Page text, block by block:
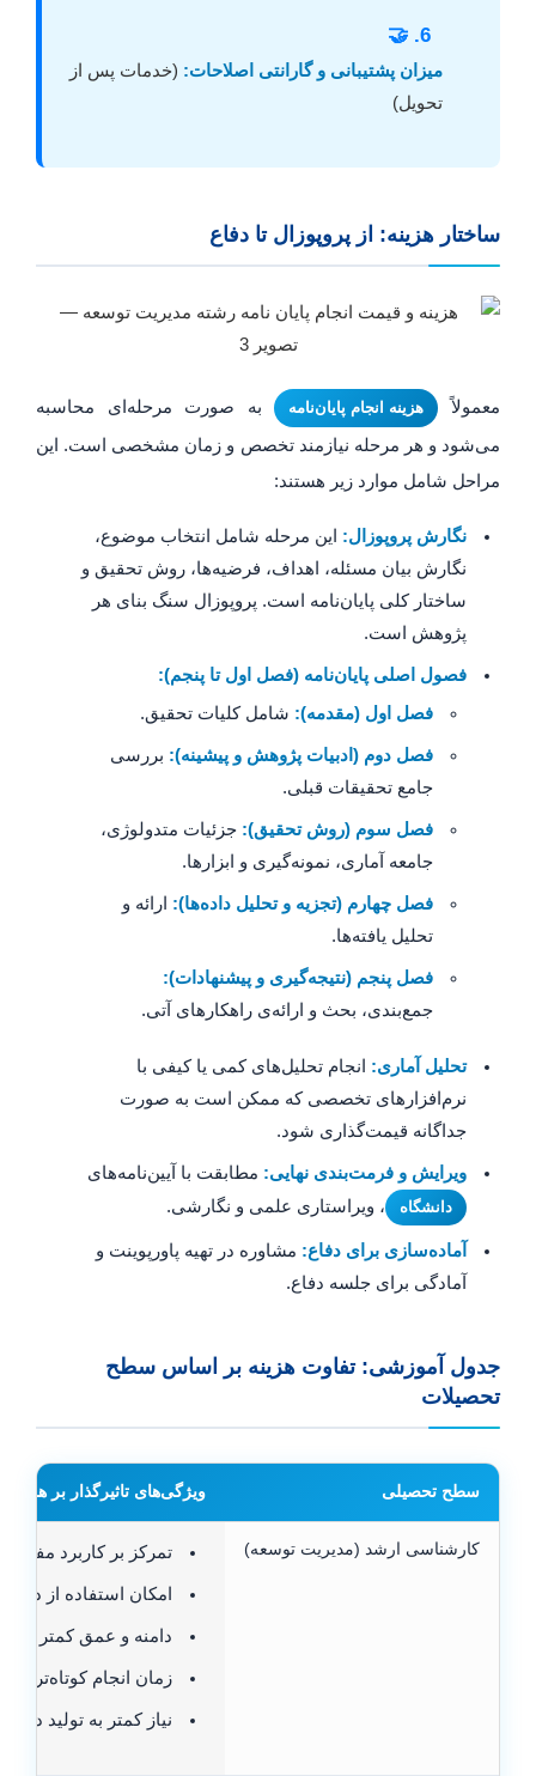
6. 🤝
میزان پشتیبانی و گارانتی اصلاحات: (خدمات پس از
تحویل)
ساختار هزینه: از پروپوزال تا دفاع
معمولاً هزینه انجام پایان‌نامه
به صورت مرحله‌ای محاسبه
می‌شود و هر مرحله نیازمند تخصص و زمان مشخصی است. این
مراحل شامل موارد زیر هستند:
نگارش پروپوزال: این مرحله شامل انتخاب موضوع،
نگارش بیان مسئله، اهداف، فرضیه‌ها، روش تحقیق و
ساختار کلی پایان‌نامه است. پروپوزال سنگ بنای هر
پژوهش است.
فصول اصلی پایان‌نامه (فصل اول تا پنجم):
فصل اول (مقدمه): شامل کلیات تحقیق.
فصل دوم (ادبیات پژوهش و پیشینه): بررسی
جامع تحقیقات قبلی.
فصل سوم (روش تحقیق): جزئیات متدولوژی،
جامعه آماری، نمونه‌گیری و ابزارها.
فصل چهارم (تجزیه و تحلیل داده‌ها): ارائه و
تحلیل یافته‌ها.
فصل پنجم (نتیجه‌گیری و پیشنهادات):
جمع‌بندی، بحث و ارائه‌ی راهکارهای آتی.
تحلیل آماری: انجام تحلیل‌های کمی یا کیفی با
نرم‌افزارهای تخصصی که ممکن است به صورت
جداگانه قیمت‌گذاری شود.
ویرایش و فرمت‌بندی نهایی: مطابقت با آیین‌نامه‌های
دانشگاه ، ویراستاری علمی و نگارشی.
آماده‌سازی برای دفاع: مشاوره در تهیه پاورپوینت و
آمادگی برای جلسه دفاع.
جدول آموزشی: تفاوت هزینه بر اساس سطح
تحصیلات
سطح تحصیلی ویژگی‌های تاثیرگذار بر هزینه
کارشناسی ارشد (مدیریت توسعه) تمرکز بر کاربرد
امکان استفاده از
دامنه و عمق کمتر در
زمان انجام کوتاه‌تر
نیاز کمتر به تولید